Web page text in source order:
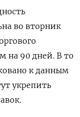
во вторник
на 90 дней. В то
к данным
укрепить